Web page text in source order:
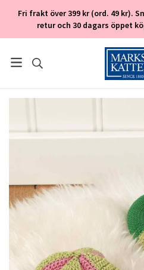
Fri frakt över 399 kr (ord. 49 kr).
retur och 30 dagars öppet